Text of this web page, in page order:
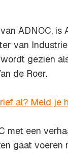
ADNOC, is
van
gezien
de Roer.
al? Meld je
met een
gaat voeren